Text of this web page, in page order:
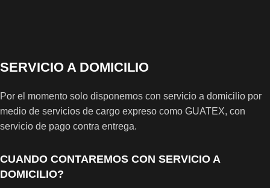
SERVICIO A DOMICILIO
Por el momento solo disponemos con servicio a domicilio por
medio de servicios de cargo expreso como GUATEX, con
servicio de pago contra entrega.
CUANDO CONTAREMOS CON SERVICIO A
DOMICILIO?